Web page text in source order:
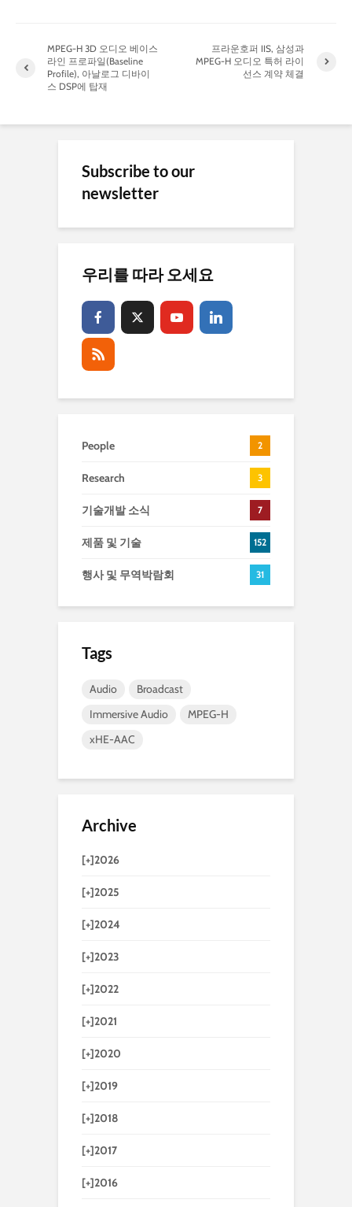
MPEG-H 3D 오디오 베이스
라인 프로파일(Baseline
Profile), 아날로그 디바이
스 DSP에 탑재
프라운호퍼 IIS, 삼성과
MPEG-H 오디오 특허 라이
선스 계약 체결
Subscribe to our
newsletter
우리를 따라 오세요
People 2
Research 3
기술개발 소식 7
제품 및 기술 152
행사 및 무역박람회 31
Tags
Audio
Broadcast
Immersive Audio
MPEG-H
xHE-AAC
Archive
[+]2026
[+]2025
[+]2024
[+]2023
[+]2022
[+]2021
[+]2020
[+]2019
[+]2018
[+]2017
[+]2016